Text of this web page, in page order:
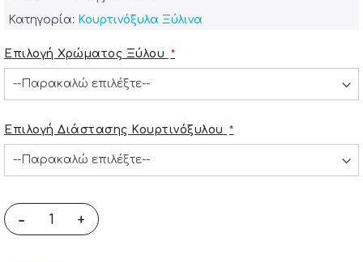
Κατηγορία: Κουρτινόξυλα Ξύλινα
Επιλογή Χρώματος Ξύλου
Επιλογή Διάστασης Κουρτινόξυλου
- +